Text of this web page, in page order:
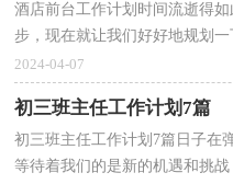
酒店前台工作计划时间流逝得
步，现在就让我们好好地规划
教谁？下面是小编整理的酒店前
2024-04-07
初三班主任工作计划7篇
初三班主任工作计划7篇日子在
等待着我们的是新的机遇和挑